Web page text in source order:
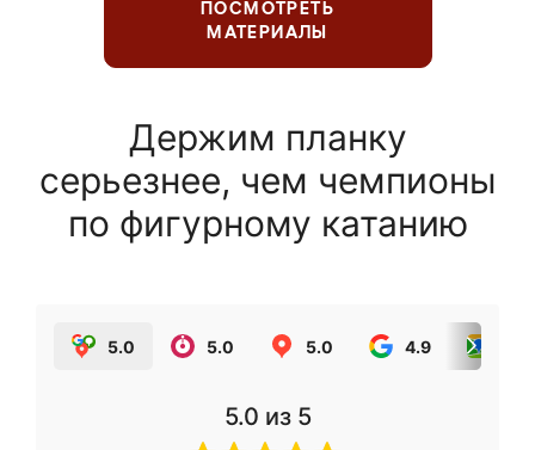
ПОСМОТРЕТЬ
МАТЕРИАЛЫ
Держим планку
серьезнее, чем чемпионы
по фигурному катанию
5.0 5.0 5.0 4.9
5.0 из 5